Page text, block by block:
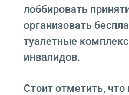
лоббировать
организовать
туалетные
инвалидов.
Стоит отметить,